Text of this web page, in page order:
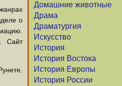
Домашние животные
Драма
Драматургия
Искусство
История
История Востока
История Европы
История России
о
Сайт